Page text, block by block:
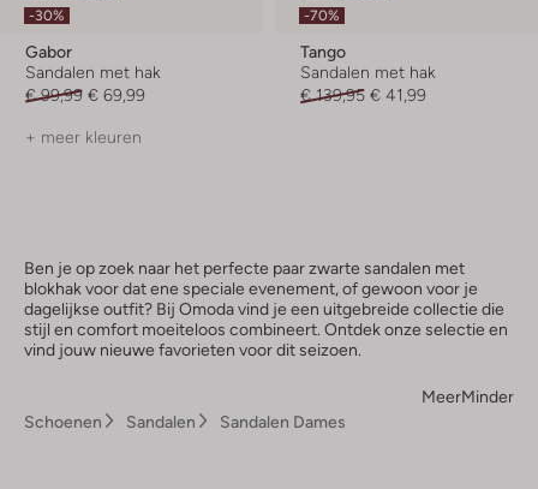
-30%
Gabor
Sandalen met hak
€ 99,99 € 69,99
+ meer kleuren
-70%
Tango
Sandalen met hak
€ 139,95 € 41,99
Ben je op zoek naar het perfecte paar zwarte sandalen met
blokhak voor dat ene speciale evenement, of gewoon voor je
dagelijkse outfit? Bij Omoda vind je een uitgebreide collectie die
stijl en comfort moeiteloos combineert. Ontdek onze selectie en
vind jouw nieuwe favorieten voor dit seizoen.
MeerMinder
Schoenen
Sandalen Sandalen Dames